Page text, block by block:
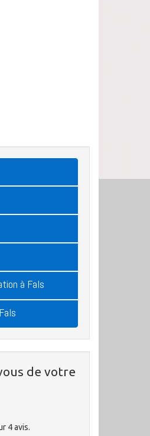
à Fals
de votre
4avis.